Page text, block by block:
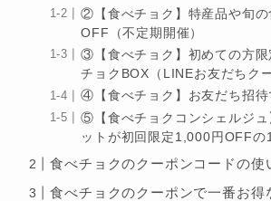
②【食べチョク】特産品や旬の
OFF（不定期開催）
③【食べチョク】初めての方限
チョクBOX（LINEお友だちク
④【食べチョク】お友だち招
⑤【食べチョクコンシェルジュ
ットが初回限定1,000円OFFの
食べチョクのクーポンコードの使
食べチョクのクーポンで一番お得